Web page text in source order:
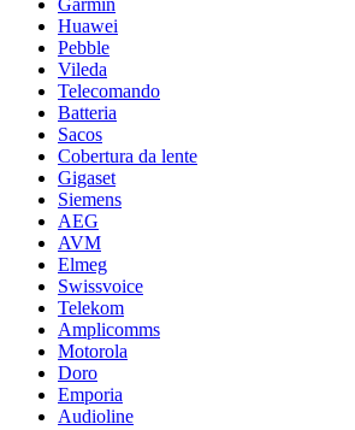
Garmin
Huawei
Pebble
Vileda
Telecomando
Batteria
Sacos
Cobertura da lente
Gigaset
Siemens
AEG
AVM
Elmeg
Swissvoice
Telekom
Amplicomms
Motorola
Doro
Emporia
Audioline